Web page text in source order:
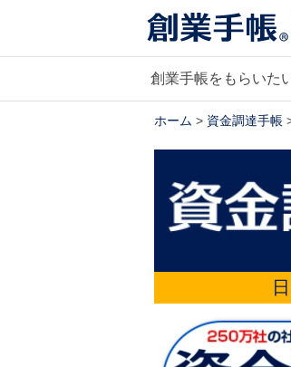
創業手帳をもらいた
ホーム > 資金調達手帳